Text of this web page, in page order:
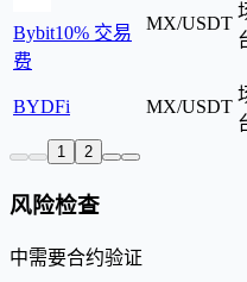
Bybit10% 交易
费
MX/USDT
BYDFi MX/USDT
1 2
风险检查
中需要合约验证